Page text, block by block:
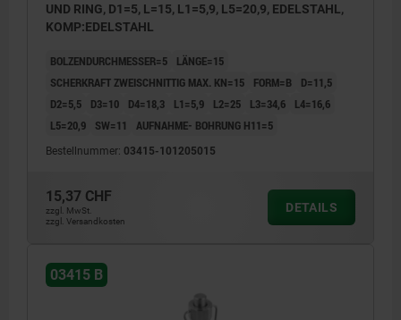
UND RING, D1=5, L=15, L1=5,9, L5=20,9, EDELSTAHL,
KOMP:EDELSTAHL
BOLZENDURCHMESSER=5
LÄNGE=15
SCHERKRAFT ZWEISCHNITTIG MAX. KN=15
FORM=B
D=11,5
D2=5,5
D3=10 D4=18,3 L1=5,9 L2=25 L3=34,6
L4=16,6
L5=20,9
SW=11 AUFNAHME- BOHRUNG H11=5
Bestellnummer: 03415-101205015
15,37 CHF
zzgl. MwSt.
zzgl. Versandkosten
DETAILS
03415 B